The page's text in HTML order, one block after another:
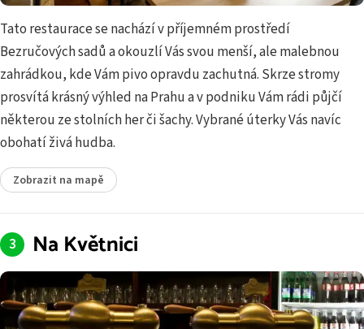
Tato restaurace se nachází v příjemném prostředí
Bezručových sadů a okouzlí Vás svou menší, ale malebnou
zahrádkou, kde Vám pivo opravdu zachutná. Skrze stromy
prosvítá krásný výhled na Prahu a v podniku Vám rádi půjčí
některou ze stolních her či šachy. Vybrané úterky Vás navíc
obohatí živá hudba.
Zobrazit na mapě
Na Květnici